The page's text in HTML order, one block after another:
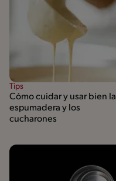
Tips
Cómo cuidar y usar bien la
espumadera y los
cucharones